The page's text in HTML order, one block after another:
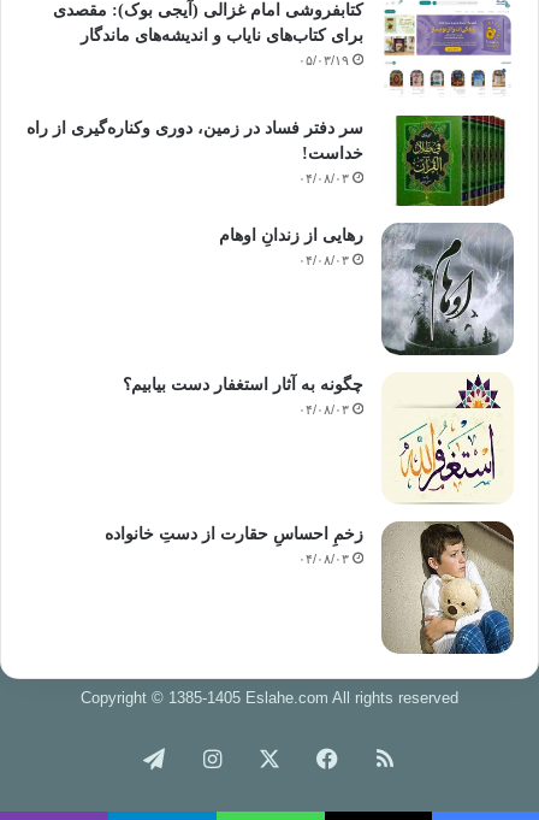
کتابفروشی امام غزالی (آیجی بوک): مقصدی
برای کتاب‌های نایاب و اندیشه‌های ماندگار
۰۵/۰۳/۱۹
سر دفتر فساد در زمین‌، دوری وکناره‌گیری از راه
خداست‌!
۰۴/۰۸/۰۳
رهایی از زندانِ اوهام
۰۴/۰۸/۰۳
چگونه به آثار استغفار دست بیابیم؟
۰۴/۰۸/۰۳
زخمِ احساسِ حقارت از دستِ خانواده
۰۴/۰۸/۰۳
Copyright © 1385-1405 Eslahe.com All rights reserved
خوراک فیس اینستاگرام